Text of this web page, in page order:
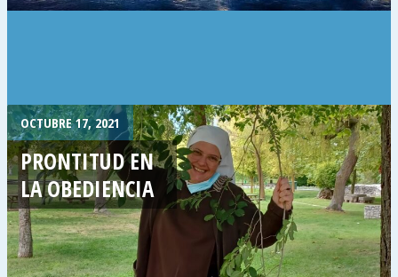
OCTUBRE 17, 2021
PRONTITUD EN
LA OBEDIENCIA